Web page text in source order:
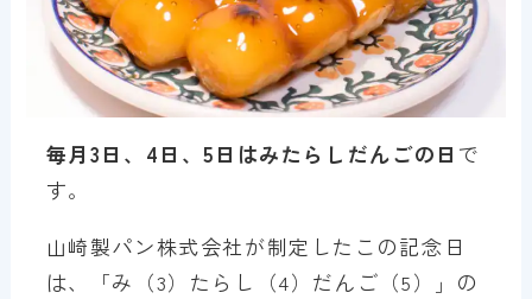
毎月3日、4日、5日はみたらしだんごの日 で
す。
山崎製パン株式会社が制定したこの記念日
は、「み（3）たらし（4）だんご（5）」の